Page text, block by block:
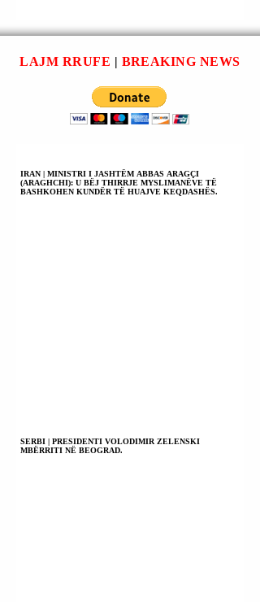
PARASHIKON
AVIONË
LUFTARAKË
EVROPIANË NË
POLONI PËR TË
MBROJTUR
NATO; ASNJË
USHTAR I NATO-s
LAJM RRUFE | BREAKING NEWS
IRAN | MINISTRI I JASHTËM ABBAS ARAGÇI
(ARAGHCHI): U BËJ THIRRJE MYSLIMANËVE TË
BASHKOHEN KUNDËR TË HUAJVE KEQDASHËS.
SERBI | PRESIDENTI VOLODIMIR ZELENSKI
MBËRRITI NË BEOGRAD.